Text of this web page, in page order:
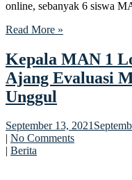
online, sebanyak 6 siswa
Read More »
Kepala MAN 1
Ajang Evaluasi
Unggul
September 13, 2021
No Comments
Berita